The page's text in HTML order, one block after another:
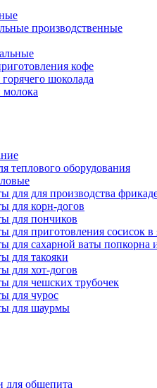
производственные
кофе
шоколада
молока
теплового оборудования
для для производства
для корн-догов
для пончиков
для приготовления сосисок в
для сахарной ваты попкорна
для такояки
для хот-догов
для чешских трубочек
для чурос
для шаурмы
для общепита